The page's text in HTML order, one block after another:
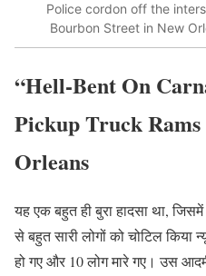
Police cordon off the
Bourbon Street in New
“Hell-Bent On
Pickup Truck
Orleans
यह एक बहुत ही बुरा हादसा था,
से बहुत सारी लोगों को चोटिल
हो गए और 10 लोग मारे गए। उस